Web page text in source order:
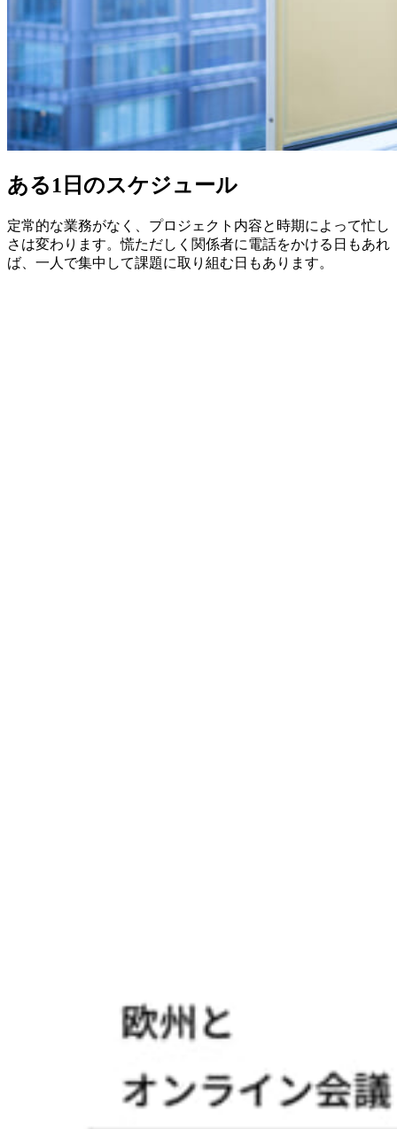
ある1日のスケジュール
定常的な業務がなく、プロジェクト内容と時期によって忙し
さは変わります。慌ただしく関係者に電話をかける日もあれ
ば、一人で集中して課題に取り組む日もあります。